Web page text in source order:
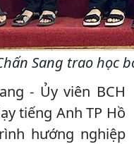
Sang trao học
- Ủy viên BCH
tiếng Anh TP Hồ
hướng nghiệp